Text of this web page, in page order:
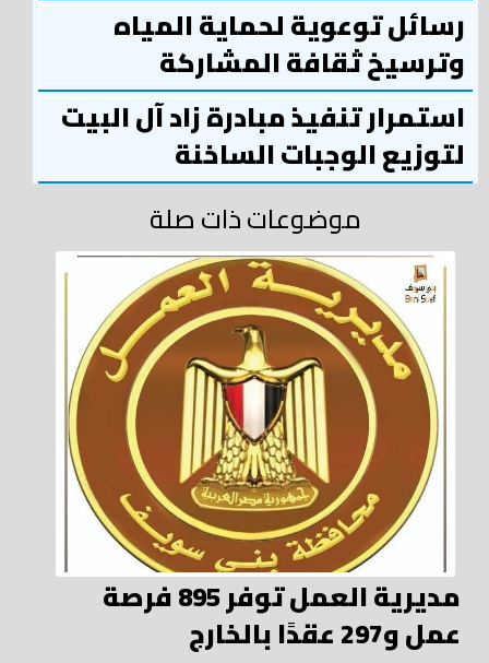
رسائل توعوية لحماية المياه
وترسيخ ثقافة المشاركة
استمرار تنفيذ مبادرة زاد آل البيت
لتوزيع الوجبات الساخنة
موضوعات ذات صلة
مديرية العمل توفر 895 فرصة
عمل و297 عقدًا بالخارج